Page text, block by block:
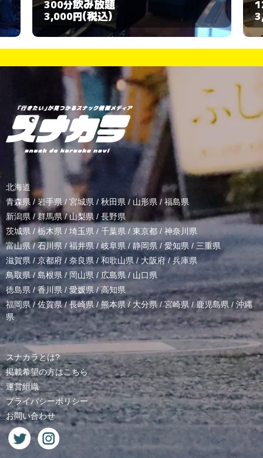
題
)
120分 飲み放題
(税込)
北海道
青森県 / 岩手県/ 宮城県 / 秋田県 / 山形県/ 福島県
新潟県 /群馬県/山梨県 / 長野県
茨城県 / 栃木県 / 埼玉県 / 千葉県 / 東京都 / 神奈川県
富山県 /石川県/福井県/岐阜県 / 静岡県 / 愛知県 / 三重県
滋賀県 / 京都府 / 奈良県 / 和歌山県/ 大阪府 /兵庫県
鳥取県/ 島根県 /岡山県/ 広島県 / 山口県
徳島県 /香川県 / 愛媛県/高知県
福岡県/佐賀県/長崎県 /熊本県/ 大分県/宮崎県 /鹿児島県 / 沖縄
県
スナカラとは?
掲載希望の方はこちら
運営組織
プライバシーポリシー
お問い合わせ